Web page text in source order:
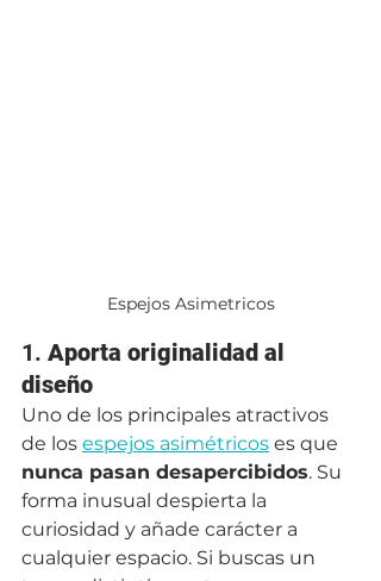
Espejos Asimetricos
1. Aporta originalidad al
diseño
Uno de los principales atractivos
de los espejos asimétricos es que
nunca pasan desapercibidos. Su
forma inusual despierta la
curiosidad y añade carácter a
cualquier espacio. Si buscas un